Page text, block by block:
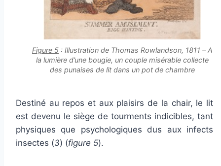
Figure 5 : Illustration de Thomas Rowlandson, 1811 – A
la lumière d’une bougie, un couple misérable collecte
des punaises de lit dans un pot de chambre
Destiné au repos et aux plaisirs de la chair, le lit
est devenu le siège de tourments indicibles, tant
physiques que psychologiques dus aux infects
insectes (3) (figure 5).